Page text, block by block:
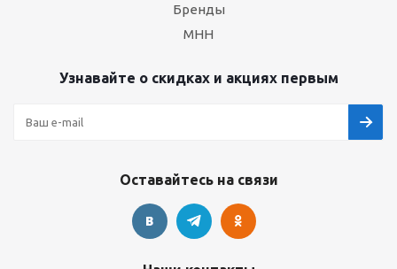
Бренды
МНН
Узнавайте о скидках и акциях первым
Оставайтесь на связи